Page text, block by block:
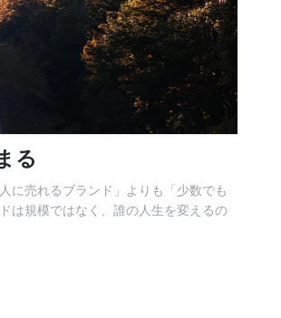
る
に売れるブランド」よりも「少数でも
は規模ではなく、誰の人生を変えるの